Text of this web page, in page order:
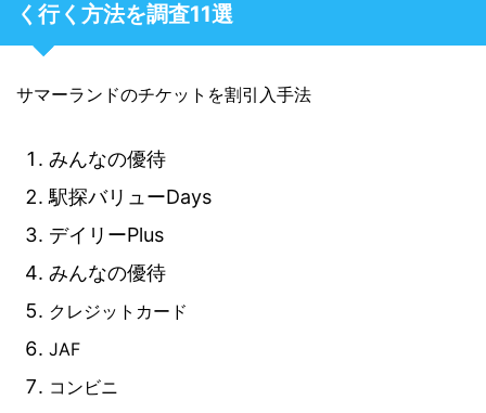
く行く方法を調査11選
サマーランドのチケットを割引入手法
みんなの優待
駅探バリューDays
デイリーPlus
みんなの優待
クレジットカード
JAF
コンビニ